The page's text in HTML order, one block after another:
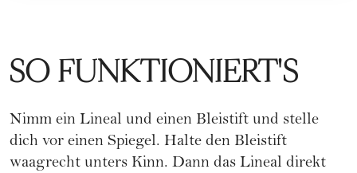
SO FUNKTIONIERT'S
Nimm ein Lineal und einen Bleistift und stelle
dich vor einen Spiegel. Halte den Bleistift
waagrecht unters Kinn. Dann das Lineal direkt